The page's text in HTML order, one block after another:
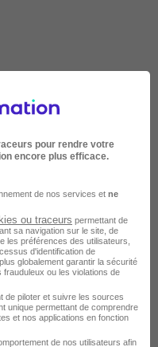
pour rendre votre
encore plus efficace.
de nos services et ne
ou traceurs permettant de
sa navigation sur le site, de
les préférences des utilisateurs,
d'identification de
globalement garantir la sécurité
ou les violations de
de piloter et suivre les sources
unique permettant de comprendre
et nos applications en fonction
de nos utilisateurs afin